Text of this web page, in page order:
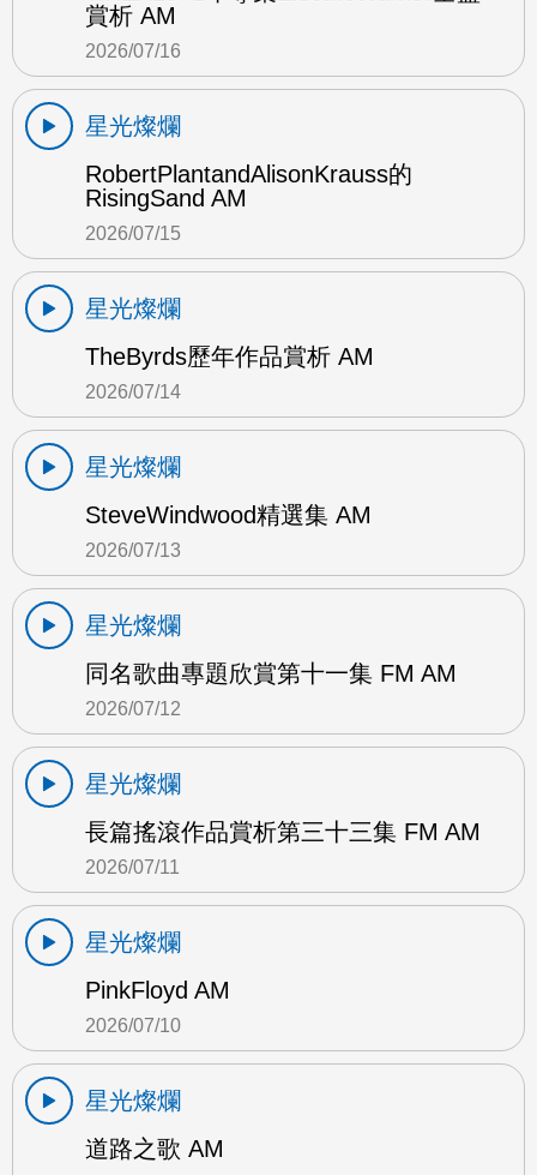
賞析 AM
2026/07/16
星光燦爛
RobertPlantandAlisonKrauss的
RisingSand AM
2026/07/15
星光燦爛
TheByrds歷年作品賞析 AM
2026/07/14
星光燦爛
SteveWindwood精選集 AM
2026/07/13
星光燦爛
同名歌曲專題欣賞第十一集 FM AM
2026/07/12
星光燦爛
長篇搖滾作品賞析第三十三集 FM AM
2026/07/11
星光燦爛
PinkFloyd AM
2026/07/10
星光燦爛
道路之歌 AM